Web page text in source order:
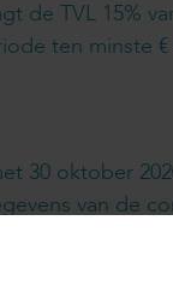
de TVL 15%
ten minste
30 oktober
van de
de